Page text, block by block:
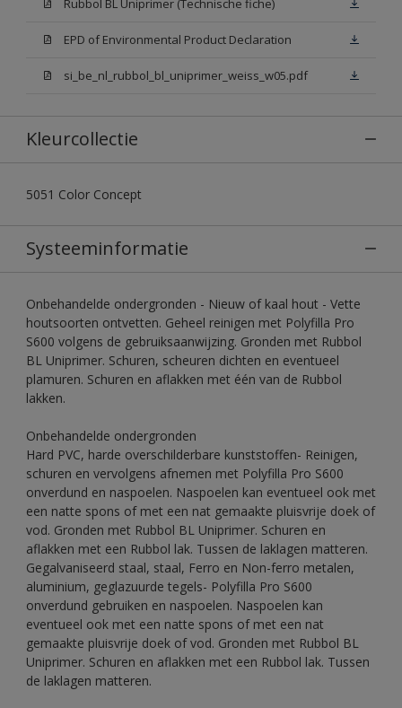
Rubbol BL Uniprimer (Technische fiche)
EPD of Environmental Product Declaration
si_be_nl_rubbol_bl_uniprimer_weiss_w05.pdf
Kleurcollectie
5051 Color Concept
Systeeminformatie
Onbehandelde ondergronden - Nieuw of kaal hout - Vette
houtsoorten ontvetten. Geheel reinigen met Polyfilla Pro
S600 volgens de gebruiksaanwijzing. Gronden met Rubbol
BL Uniprimer. Schuren, scheuren dichten en eventueel
plamuren. Schuren en aflakken met één van de Rubbol
lakken.
Onbehandelde ondergronden
Hard PVC, harde overschilderbare kunststoffen- Reinigen,
schuren en vervolgens afnemen met Polyfilla Pro S600
onverdund en naspoelen. Naspoelen kan eventueel ook met
een natte spons of met een nat gemaakte pluisvrije doek of
vod. Gronden met Rubbol BL Uniprimer. Schuren en
aflakken met een Rubbol lak. Tussen de laklagen matteren.
Gegalvaniseerd staal, staal, Ferro en Non-ferro metalen,
aluminium, geglazuurde tegels- Polyfilla Pro S600
onverdund gebruiken en naspoelen. Naspoelen kan
eventueel ook met een natte spons of met een nat
gemaakte pluisvrije doek of vod. Gronden met Rubbol BL
Uniprimer. Schuren en aflakken met een Rubbol lak. Tussen
de laklagen matteren.